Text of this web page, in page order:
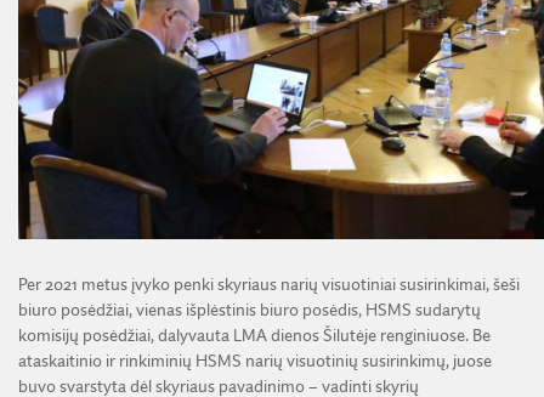
Per 2021 metus įvyko penki skyriaus narių visuotiniai susirinkimai, šeši
biuro posėdžiai, vienas išplėstinis biuro posėdis, HSMS sudarytų
komisijų posėdžiai, dalyvauta LMA dienos Šilutėje renginiuose. Be
ataskaitinio ir rinkiminių HSMS narių visuotinių susirinkimų, juose
buvo svarstyta dėl skyriaus pavadinimo – vadinti skyrių